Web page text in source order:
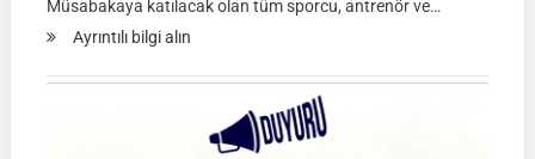
Müsabakaya katılacak olan tüm sporcu, antrenör ve…
Ayrıntılı bilgi alın:
2026